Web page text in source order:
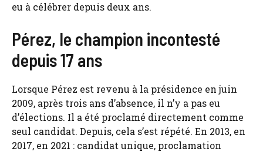
eu à célébrer depuis deux ans.
Pérez, le champion incontesté
depuis 17 ans
Lorsque Pérez est revenu à la présidence en juin
2009, après trois ans d’absence, il n’y a pas eu
d’élections. Il a été proclamé directement comme
seul candidat. Depuis, cela s’est répété. En 2013, en
2017, en 2021 : candidat unique, proclamation